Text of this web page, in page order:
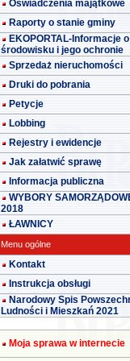
Oświadczenia majątkowe
Raporty o stanie gminy
EKOPORTAL-Informacje o
środowisku i jego ochronie
Sprzedaż nieruchomości
Druki do pobrania
Petycje
Lobbing
Rejestry i ewidencje
Jak załatwić sprawę
Informacja publiczna
WYBORY
2018
ŁAWNICY
Menu ogólne
Kontakt
Instrukcja obsługi
Narodowy Spis
Ludności i Mieszkań 2021
Moja sprawa w internecie